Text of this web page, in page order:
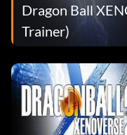
Dragon Ball
Trainer)